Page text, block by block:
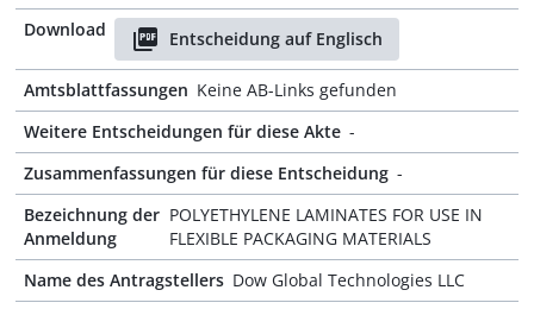
Download
Entscheidung auf Englisch
Amtsblattfassungen Keine AB-Links gefunden
Weitere Entscheidungen für diese Akte -
Zusammenfassungen für diese Entscheidung -
Bezeichnung der
Anmeldung
POLYETHYLENE LAMINATES FOR USE IN
FLEXIBLE PACKAGING MATERIALS
Name des Antragstellers Dow Global Technologies LLC